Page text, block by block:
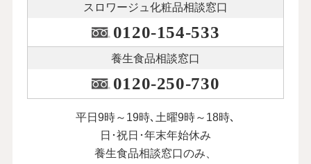
スロワージュ化粧品相談窓口
0120-154-533
養生食品相談窓口
0120-250-730
平日9時～19時､土曜9時～18時､
日･祝日･年末年始休み
養生食品相談窓口のみ、